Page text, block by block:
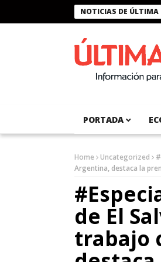
NOTICIAS DE ÚLTIMA
Presidente Bukele condecora a
PORTADA
Home Uncategorized
Argentina, destaca la
de El
trabajo